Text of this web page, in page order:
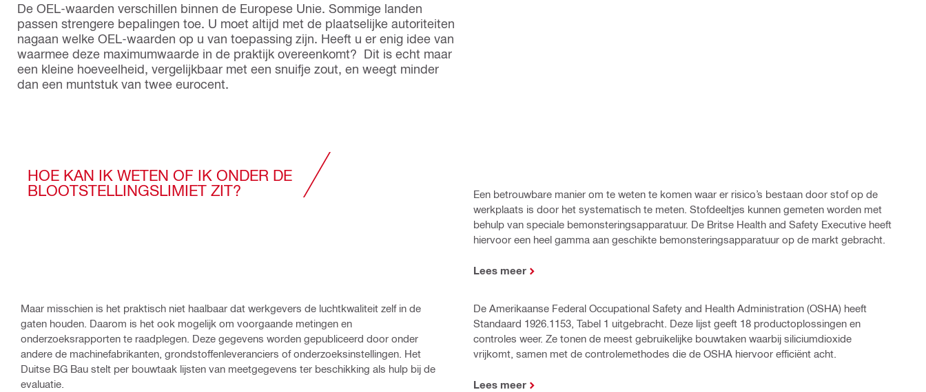
De OEL-waarden verschillen binnen de Europese Unie. Sommige landen
passen strengere bepalingen toe. U moet altijd met de plaatselijke autoriteiten
nagaan welke OEL-waarden op u van toepassing zijn. Heeft u er enig idee van
waarmee deze maximumwaarde in de praktijk overeenkomt? Dit is echt maar
een kleine hoeveelheid, vergelijkbaar met een snuifje zout, en weegt minder
dan een muntstuk van twee eurocent.
HOE KAN IK WETEN OF IK ONDER DE
BLOOTSTELLINGSLIMIET ZIT?
Een betrouwbare manier om te weten te komen waar er risico’s bestaan door stof op de
werkplaats is door het systematisch te meten. Stofdeeltjes kunnen gemeten worden met
behulp van speciale bemonsteringsapparatuur. De Britse Health and Safety Executive heeft
hiervoor een heel gamma aan geschikte bemonsteringsapparatuur op de markt gebracht.
Lees meer
Maar misschien is het praktisch niet haalbaar dat werkgevers de luchtkwaliteit zelf in de
gaten houden. Daarom is het ook mogelijk om voorgaande metingen en
onderzoeksrapporten te raadplegen. Deze gegevens worden gepubliceerd door onder
andere de machinefabrikanten, grondstoffenleveranciers of onderzoeksinstellingen. Het
Duitse BG Bau stelt per bouwtaak lijsten van meetgegevens ter beschikking als hulp bij de
evaluatie.
De Amerikaanse Federal Occupational Safety and Health Administration (OSHA) heeft
Standaard 1926.1153, Tabel 1 uitgebracht. Deze lijst geeft 18 productoplossingen en
controles weer. Ze tonen de meest gebruikelijke bouwtaken waarbij siliciumdioxide
vrijkomt, samen met de controlemethodes die de OSHA hiervoor efficiënt acht.
Lees meer